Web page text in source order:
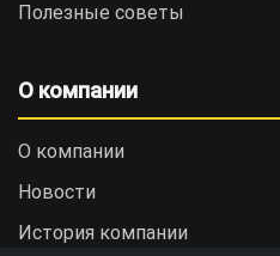
Полезные советы
О компании
О компании
Новости
История компании